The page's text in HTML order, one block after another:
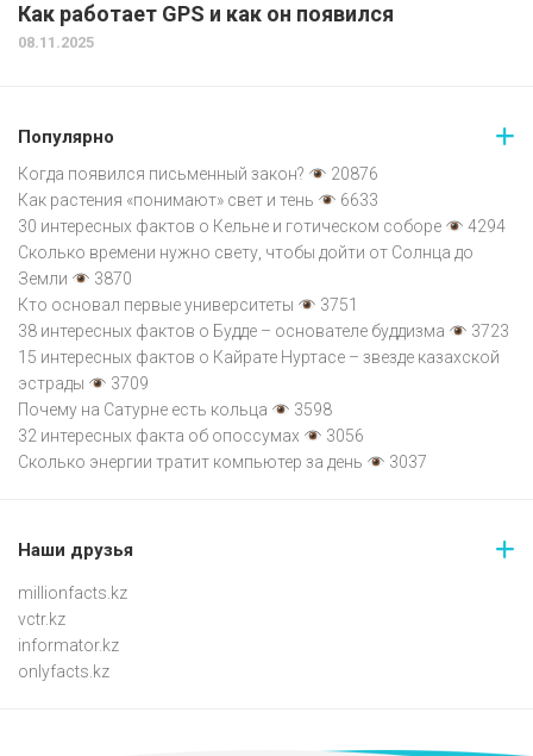
Как работает GPS и как он появился
08.11.2025
Популярно
Когда появился письменный закон?
20876
Как растения «понимают» свет и тень
6633
30 интересных фактов о Кельне и готическом соборе
4294
Сколько времени нужно свету, чтобы дойти от Солнца до
Земли
3870
Кто основал первые университеты
3751
38 интересных фактов о Будде – основателе буддизма
3723
15 интересных фактов о Кайрате Нуртасе – звезде казахской
эстрады
3709
Почему на Сатурне есть кольца
3598
32 интересных факта об опоссумах
3056
Сколько энергии тратит компьютер за день
3037
Наши друзья
millionfacts.kz
vctr.kz
informator.kz
onlyfacts.kz